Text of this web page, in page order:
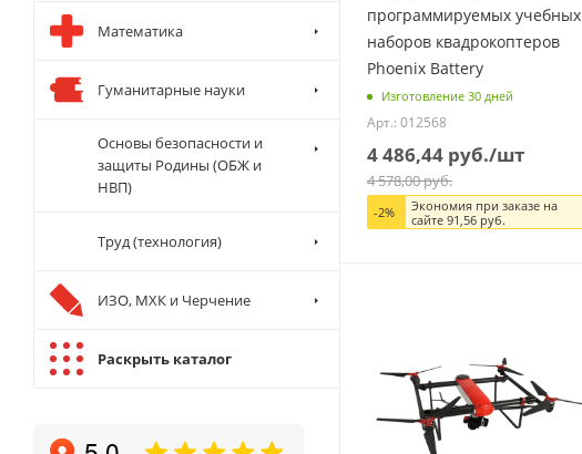
программируемых учебных
наборов квадрокоптеров
Phoenix Battery
Изготовление 30 дней
Арт.: 012568
4 486,44 руб./шт
4 578,00руб.
-2%
Экономия при заказе на
сайте91,56 руб.
Математика
Гуманитарные науки
Основы безопасности и
защиты Родины (ОБЖ и
НВП)
Труд (технология)
ИЗО, МХК и Черчение
Раскрыть каталог